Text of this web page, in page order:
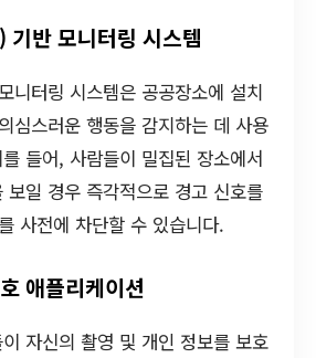
반 모니터링 시스템
니터링 시스템은 공공장소에 설치
심스러운 행동을 감지하는 데 사용
들어, 사람들이 밀집된 장소에서
보일 경우 즉각적으로 경고 신호를
사전에 차단할 수 있습니다.
애플리케이션
자신의 촬영 및 개인 정보를 보호